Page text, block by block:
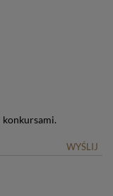
konkursami.
WYŚLIJ